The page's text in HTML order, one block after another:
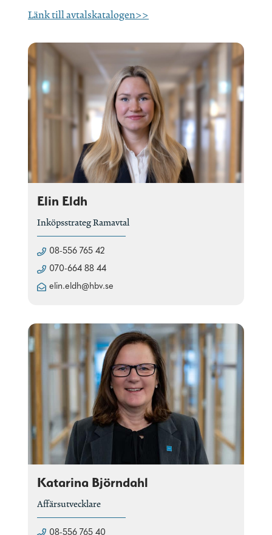
Länk till avtalskatalogen>>
Elin Eldh
Inköpsstrateg Ramavtal
08-556 765 42
070-664 88 44
elin.eldh@hbv.se
Katarina Björndahl
Affärsutvecklare
08-556 765 40